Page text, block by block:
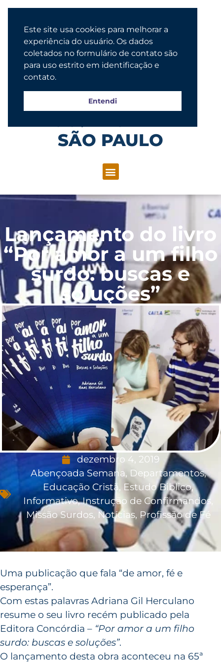
SÃO PAULO
Lançamento do livro
“Por amor a um filho
surdo: buscas e
soluções”
dezembro 4, 2019
Abençoada Semana, Departamentos,
Educação Cristã, Estudo Biblico,
Informativo,Instrução de Confirmandos,
Missão Surdos, Notícias, Profissão de Fé
Uma publicação que fala “de amor, fé e
esperança”.
Com estas palavras Adriana Gil Herculano
resume o seu livro recém publicado pela
Editora Concórdia – “Por amor a um filho
surdo: buscas e soluções”.
O lançamento desta obra aconteceu na 65ª
Este site usa cookies para melhorar a
experiência do usuário. Os dados
coletados no formulário de contato são
para uso estrito em identificação e
contato.
Entendi